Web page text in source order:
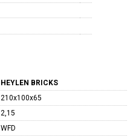
HEYLEN BRICKS
210x100x65
2,15
WFD